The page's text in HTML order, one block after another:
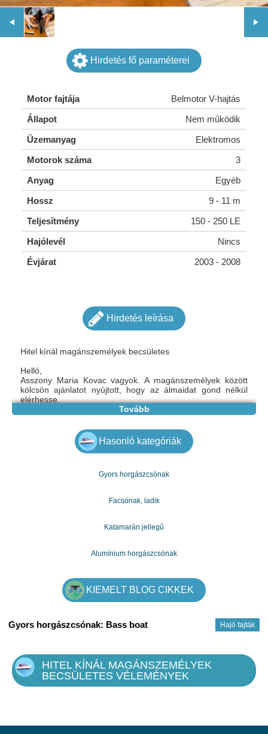
Hirdetés fő paraméterei
Motor fajtája
Belmotor V-hajtás
Állapot
Nem működik
Üzemanyag
Elektromos
Motorok száma
3
Anyag
Egyéb
Hossz
9 - 11 m
Teljesítmény
150 - 250 LE
Hajólevél
Nincs
Évjárat
2003 - 2008
Hirdetés leírása
Hitel kínál magánszemélyek becsületes
Helló,
Asszony Maria Kovac vagyok. A magánszemélyek között
kölcsön ajánlatot nyújtott, hogy az álmaidat gond nélkül
elérhesse.
Írok szöveget ezen az oldalon, hogy gyorsan és komolyan
Tehát, ha sürgős pénzre van szüksége, kérjük válaszoljon,
hogy megosszam az ajánlatomat.
Kamatem 2%, és az egész hitelre kiterjed. A finanszírozási
Tovább
Hasonló kategóriák
Gyors horgászcsónak
Facsónak, ladik
Katamarán jellegű
Alumínium horgászcsónak
KIEMELT BLOG CIKKEK
Hajó fajták
Gyors horgászcsónak: Bass boat
HITEL KÍNÁL MAGÁNSZEMÉLYEK
BECSÜLETES VÉLEMÉNYEK